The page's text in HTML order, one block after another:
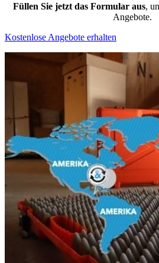
Füllen Sie jetzt das Formular aus,
Angebote.
Kostenlose Angebote erhalten